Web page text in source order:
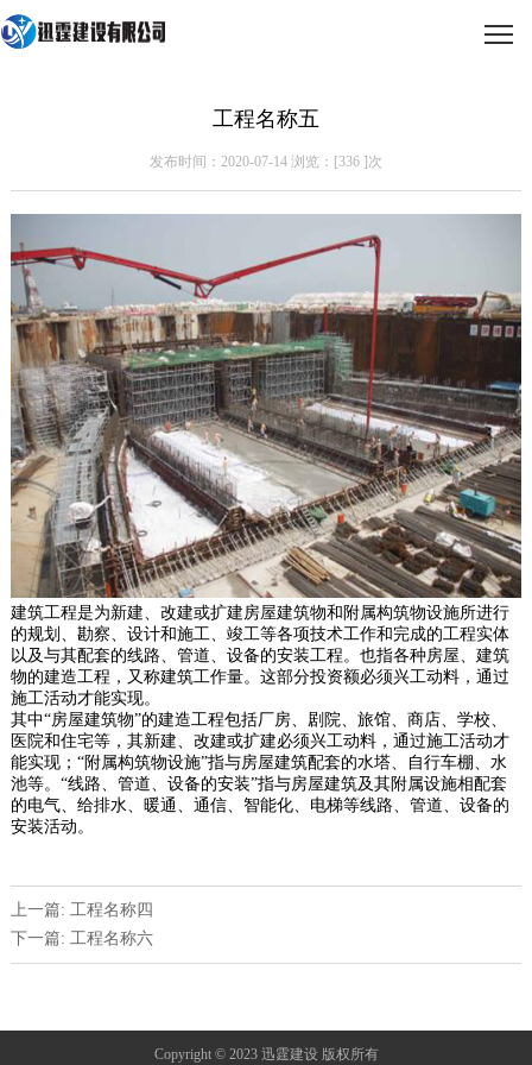
工程名称五
发布时间：2020-07-14 浏览：[336 ]次
建筑工程是为新建、改建或扩建房屋建筑物和附属构筑物设施所进行
的规划、勘察、设计和施工、竣工等各项技术工作和完成的工程实体
以及与其配套的线路、管道、设备的安装工程。也指各种房屋、建筑
物的建造工程，又称建筑工作量。这部分投资额必须兴工动料，通过
施工活动才能实现。
其中“房屋建筑物”的建造工程包括厂房、剧院、旅馆、商店、学校、
医院和住宅等，其新建、改建或扩建必须兴工动料，通过施工活动才
能实现；“附属构筑物设施”指与房屋建筑配套的水塔、自行车棚、水
池等。“线路、管道、设备的安装”指与房屋建筑及其附属设施相配套
的电气、给排水、暖通、通信、智能化、电梯等线路、管道、设备的
安装活动。
上一篇: 工程名称四
下一篇: 工程名称六
Copyright © 2023 迅霆建设 版权所有